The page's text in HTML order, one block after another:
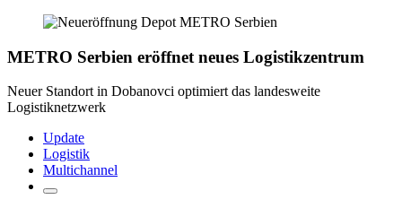
METRO Serbien eröffnet neues Logistikzentrum
Neuer Standort in Dobanovci optimiert das landesweite
Logistiknetzwerk
Update
Logistik
Multichannel